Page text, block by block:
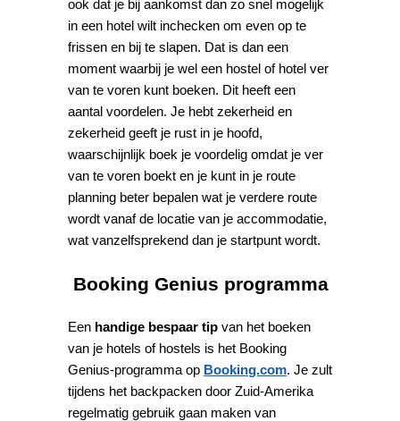
ook dat je bij aankomst dan zo snel mogelijk
in een hotel wilt inchecken om even op te
frissen en bij te slapen. Dat is dan een
moment waarbij je wel een hostel of hotel ver
van te voren kunt boeken. Dit heeft een
aantal voordelen. Je hebt zekerheid en
zekerheid geeft je rust in je hoofd,
waarschijnlijk boek je voordelig omdat je ver
van te voren boekt en je kunt in je route
planning beter bepalen wat je verdere route
wordt vanaf de locatie van je accommodatie,
wat vanzelfsprekend dan je startpunt wordt.
Booking Genius programma
Een handige bespaar tip van het boeken
van je hotels of hostels is het Booking
Genius-programma op Booking.com. Je zult
tijdens het backpacken door Zuid-Amerika
regelmatig gebruik gaan maken van